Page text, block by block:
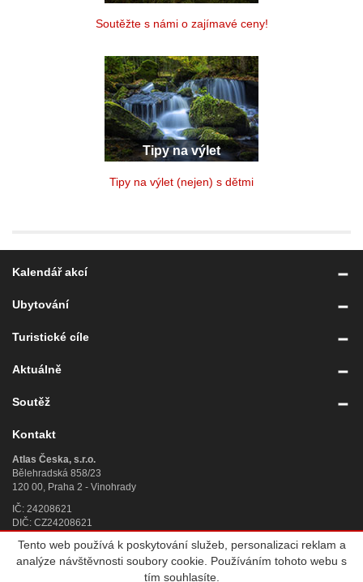
Soutěžte s námi o zajímavé ceny!
Tipy na výlet
Tipy na výlet (nejen) s dětmi
Kalendář akcí
Ubytování
Turistické cíle
Aktuálně
Soutěž
Kontakt
Atlas Česka, s.r.o.
Bělehradská 858/23
120 00, Praha 2 - Vinohrady
IČ: 24208621
DIČ: CZ24208621
Úplný kontakt »
Atlas Česka, s.r.o., IČ 242 08 621, se sídlem Praha 2,
Tento web používá k poskytování služeb, personalizaci reklam a
analýze návštěvnosti soubory cookie. Používáním tohoto webu s
tím souhlasíte.